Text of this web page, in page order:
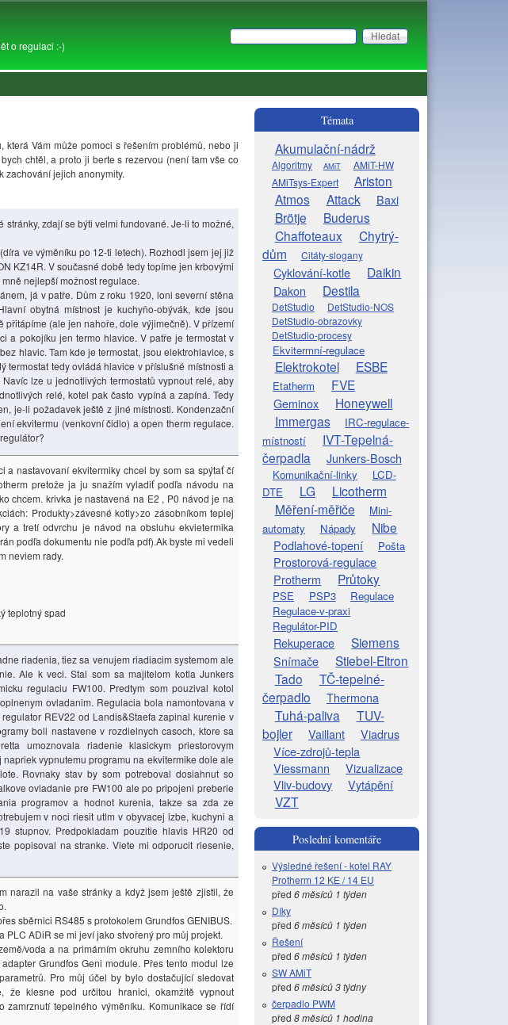
o regulaci :-) Vyhledávání
Hledat
Vám může pomoci s řešením problémů, nebo ji
chtěl, a proto ji berte s rezervou (není tam vše co
zachování jejich anonymity.
zdají se býti velmi fundované. Je-li to možné,
ve výměníku po 12-ti letech). Rozhodl jsem jej již
KZ14R. V současné době tedy topíme jen krbovými
nejlepší možnost regulace.
já v patře. Dům z roku 1920, loni severní stěna
obytná místnost je kuchyňo-obývák, kde jsou
přitápíme (ale jen nahoře, dole výjimečně). V přízemí
a pokojíku jen termo hlavice. V patře je termostat v
hlavic. Tam kde je termostat, jsou elektrohlavice, s
termostat tedy ovládá hlavice v příslušné místnosti a
lze u jednotlivých termostatů vypnout relé, aby
relé, kotel pak často vypíná a zapíná. Tedy
je-li požadavek ještě z jiné místnosti. Kondenzační
ekvitermu (venkovní čidlo) a open therm regulace.
nastavovaní ekvitermiky chcel by som sa spýtať čí
pretože ja ju snažím vyladiť podľa návodu na
chcem. krivka je nastavená na E2 , P0 návod je na
Produkty>závesné kotly>zo zásobníkom teplej
a tretí odvrchu je návod na obsluhu ekvietermika
podľa dokumentu nie podľa pdf).Ak byste mi vedeli
neviem rady.
teplotný spad
riadenia, tiez sa venujem riadiacim systemom ale
Ale k veci. Stal som sa majitelom kotla Junkers
regulaciu FW100. Predtym som pouzival kotol
ovladanim. Regulacia bola namontovana v
REV22 od Landis&Staefa zapinal kurenie v
boli nastavene v rozdielnych casoch, ktore sa
umoznovala riadenie klasickym priestorovym
vypnutemu programu na ekvitermike dole ale
Rovnaky stav by som potreboval dosiahnut so
ovladanie pre FW100 ale po pripojeni preberie
programov a hodnot kurenia, takze sa zda ze
v noci riesit utlm v obyvacej izbe, kuchyni a
stupnov. Predpokladam pouzitie hlavis HR20 od
popisoval na stranke. Viete mi odporucit riesenie,
narazil na vaše stránky a když jsem ještě zjistil, že
sběrnici RS485 s protokolem Grundfos GENIBUS.
PLC ADiR se mi jeví jako stvořený pro můj projekt.
voda a na primárním okruhu zemního kolektoru
Grundfos Geni module. Přes tento modul lze
Pro můj účel by bylo dostačující sledovat
klesne pod určitou hranici, okamžitě vypnout
tepelného výměníku. Komunikace se řídí
Témata
Akumulační-nádrž
Algoritmy AMiT
AMiT-HW
AMiTsys-Expert
Ariston
Atmos
Attack Baxi
Brötje
Buderus
Chaffoteaux
Chytrý-
dům
Citáty-slogany
Cyklování-kotle Daikin
Dakon Destila
DetStudio
DetStudio-NOS
DetStudio-obrazovky
DetStudio-procesy
Ekvitermní-regulace
Elektrokotel ESBE
Etatherm FVE
Geminox
Honeywell
Immergas
IRC-regulace-
místností
IVT-Tepelná-
čerpadla
Junkers-Bosch
Komunikační-linky
LCD-
DTE
LG
Licotherm
Měření-měřiče
Mini-
automaty
Nápady Nibe
Podlahové-topení Pošta
Prostorová-regulace
Protherm
Průtoky
PSE PSP3
Regulace
Regulace-v-praxi
Regulátor-PID
Rekuperace Siemens
Snímače
Stiebel-Eltron
Tado
TČ-tepelné-
čerpadlo
Thermona
Tuhá-paliva
TUV-
bojler
Vaillant
Viadrus
Více-zdrojů-tepla
Viessmann
Vizualizace
Vliv-budovy
Vytápění
VZT
Poslední komentáře
Výsledné řešení - kotel RAY
Protherm 12 KE / 14 EU
před 6 měsíců 1 týden
Díky
před 6 měsíců 1 týden
Řešení
před 6 měsíců 1 týden
SW AMiT
před 6 měsíců 3 týdny
čerpadlo PWM
před 8 měsíců 1 hodina